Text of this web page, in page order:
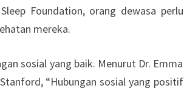
Foundation, orang dewasa perlu
mereka.
sosial yang baik. Menurut Dr. Emma
“Hubungan sosial yang positif